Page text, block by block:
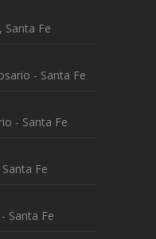
Santa Fe
- Santa Fe
- Santa Fe
Fe
Santa Fe